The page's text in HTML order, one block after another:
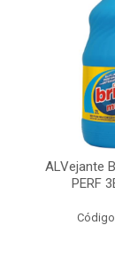
ALVejante
PERF